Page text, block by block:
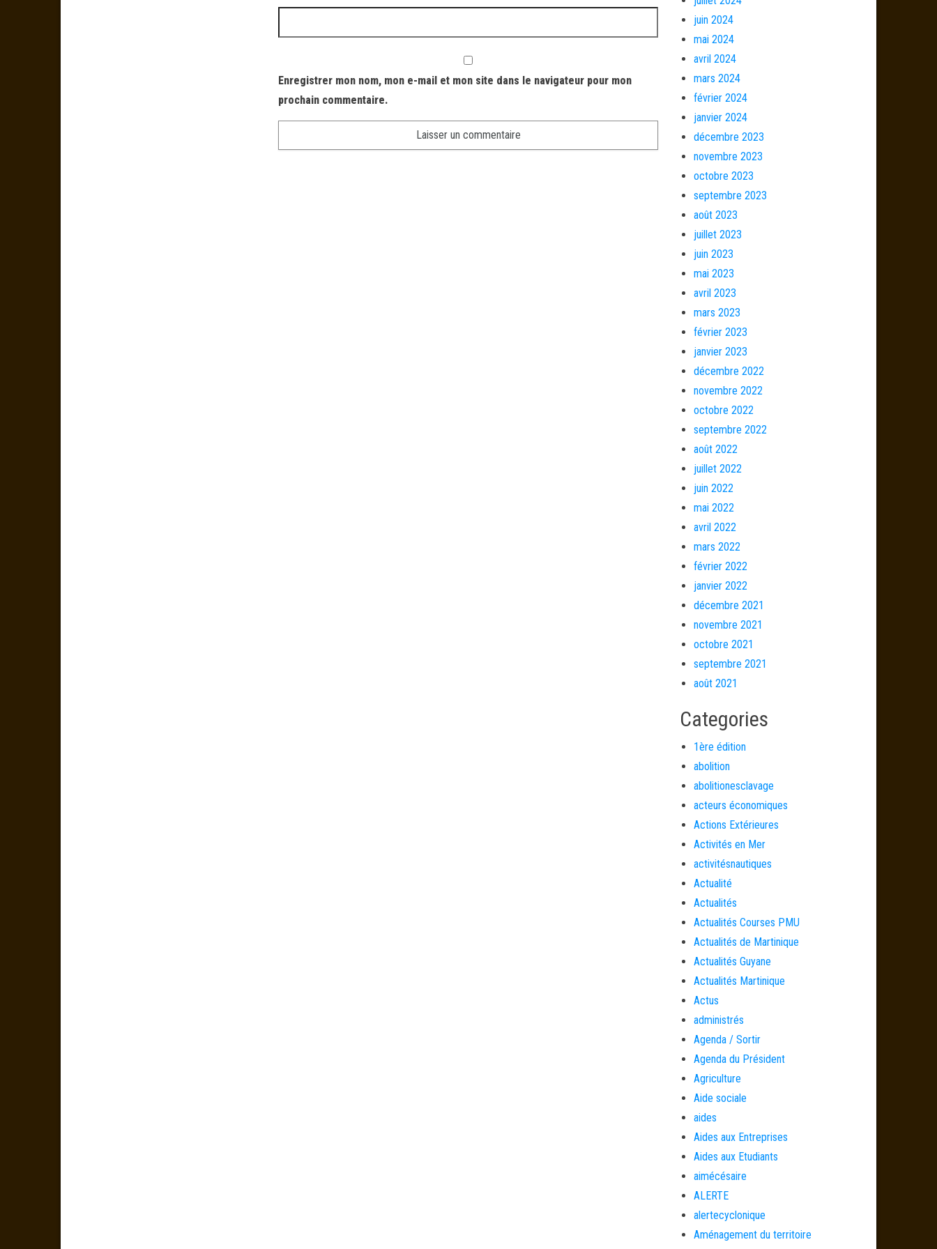
Enregistrer mon nom, mon e-mail et mon site dans le navigateur pour mon
prochain commentaire.
juin 2024
mai 2024
avril 2024
mars 2024
février 2024
janvier 2024
décembre 2023
novembre 2023
octobre 2023
septembre 2023
août 2023
juillet 2023
juin 2023
mai 2023
avril 2023
mars 2023
février 2023
janvier 2023
décembre 2022
novembre 2022
octobre 2022
septembre 2022
août 2022
juillet 2022
juin 2022
mai 2022
avril 2022
mars 2022
février 2022
janvier 2022
décembre 2021
novembre 2021
octobre 2021
septembre 2021
août 2021
Categories
1ère édition
abolition
abolitionesclavage
acteurs économiques
Actions Extérieures
Activités en Mer
activitésnautiques
Actualité
Actualités
Actualités Courses PMU
Actualités de Martinique
Actualités Guyane
Actualités Martinique
Actus
administrés
Agenda / Sortir
Agenda du Président
Agriculture
Aide sociale
aides
Aides aux Entreprises
Aides aux Etudiants
aimécésaire
ALERTE
alertecyclonique
Aménagement du territoire